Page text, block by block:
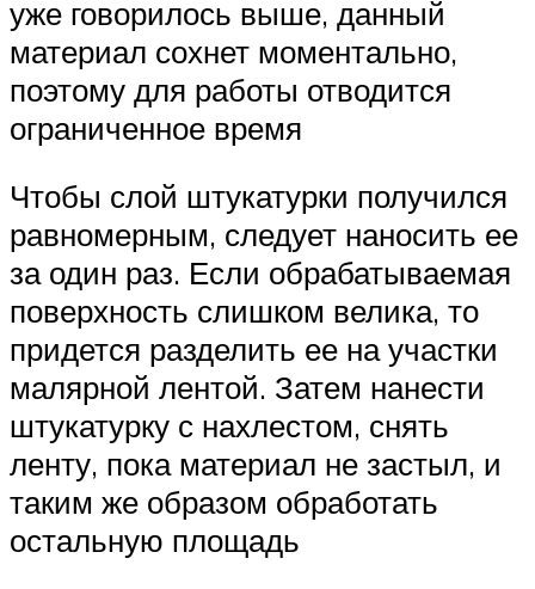
уже говорилось выше, данный
материал сохнет моментально,
поэтому для работы отводится
ограниченное время
Чтобы слой штукатурки получился
равномерным, следует наносить ее
за один раз. Если обрабатываемая
поверхность слишком велика, то
придется разделить ее на участки
малярной лентой. Затем нанести
штукатурку с нахлестом, снять
ленту, пока материал не застыл, и
таким же образом обработать
остальную площадь